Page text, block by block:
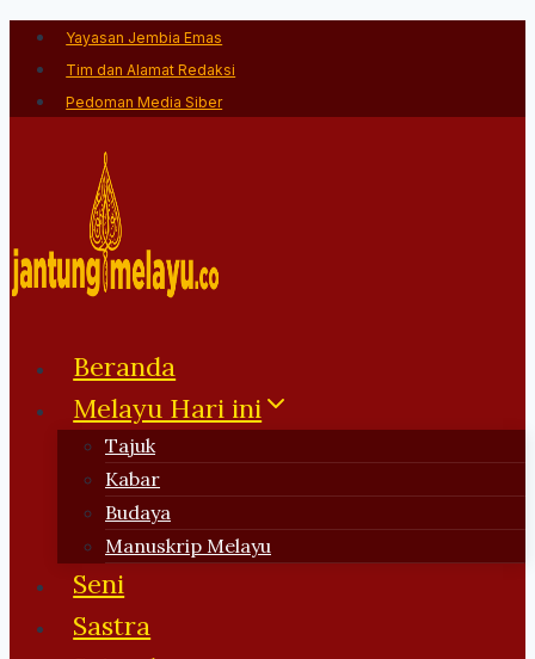
Skip
content
Yayasan Jembia Emas
Tim dan Alamat Redaksi
Pedoman Media Siber
Beranda
Melayu Hari ini
Tajuk
Kabar
Budaya
Manuskrip Melayu
Seni
Sastra